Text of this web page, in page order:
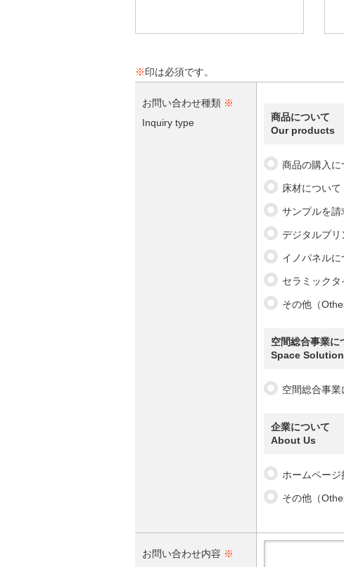
※印は必須です。
お問い合わせ種類 ※
Inquiry type
商品について
Our products
商品の購入に
床材について
サンプルを請
デジタルプリ
イノパネルに
セラミックタ
その他（
空間総合事業に
Space
空間総合事
企業について
About Us
ホームペー
その他（
お問い合わせ内容 ※